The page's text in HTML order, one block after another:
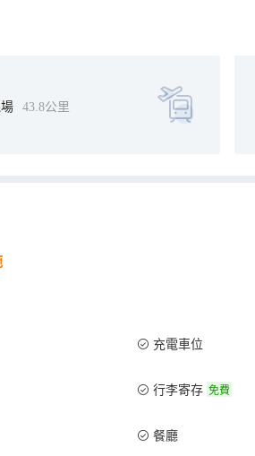
43.8公里
充電車位
行李寄存 免費
餐廳